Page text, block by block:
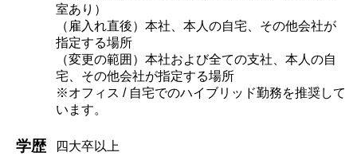
室あり）
（雇入れ直後）本社、本人の自宅、その他会社が
指定する場所
（変更の範囲）本社および全ての支社、本人の自
宅、その他会社が指定する場所
※オフィス / 自宅でのハイブリッド勤務を推奨して
います。
学歴 四大卒以上